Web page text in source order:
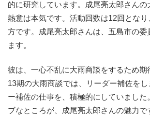
的に研究しています。成尾亮太郎さんの
熱意は本気です。活動回数は12回とな
方です。成尾亮太郎さんは、五島市の委
ます。
彼は、一心不乱に大雨商談をするため期
13期の大雨商談では、リーダー補佐を
ー補佐の仕事を、積極的にしていました
ブなところが、成尾亮太郎さんの魅力で